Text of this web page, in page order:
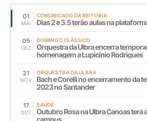
01
MAI
COMUNICADO DA REITORIA
Dias 2 e 3.5 terão aulas na
05
DEZ
DOMINGO CLÁSSICO
Orquestra da Ulbra encerra
homenagem a Lupicínio Rodrigues
21
NOV
ORQUESTRA DA ULBRA
Bach e Corelli no encerramento da
2023 no Santander
17
OUT
SAÚDE
Outubro Rosa na Ulbra Canoas terá
campus